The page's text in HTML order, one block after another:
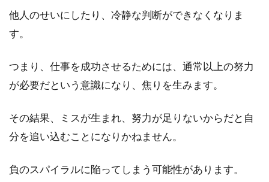
他人のせいにしたり、冷静な判断ができなくなりま
す。
つまり、仕事を成功させるためには、通常以上の努力
が必要だという意識になり、焦りを生みます。
その結果、ミスが生まれ、努力が足りないからだと自
分を追い込むことになりかねません。
負のスパイラルに陥ってしまう可能性があります。